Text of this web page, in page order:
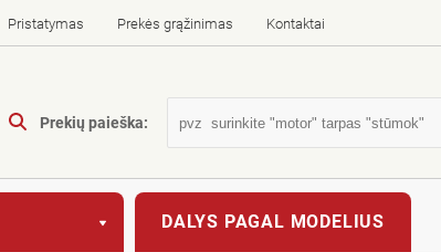
Pristatymas Prekės grąžinimas Kontaktai
Prekių paieška:
DALYS PAGAL MODELIUS